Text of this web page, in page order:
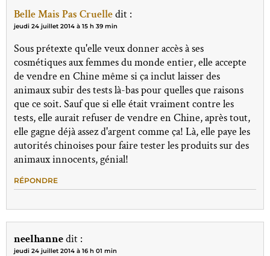
Belle Mais Pas Cruelledit :
jeudi 24 juillet 2014 à 15 h 39 min
Sous prétexte qu'elle veux donner accès à ses
cosmétiques aux femmes du monde entier, elle accepte
de vendre en Chine même si ça inclut laisser des
animaux subir des tests là-bas pour quelles que raisons
que ce soit. Sauf que si elle était vraiment contre les
tests, elle aurait refuser de vendre en Chine, après tout,
elle gagne déjà assez d'argent comme ça! Là, elle paye les
autorités chinoises pour faire tester les produits sur des
animaux innocents, génial!
RÉPONDRE
neelhannedit :
jeudi 24 juillet 2014 à 16 h 01 min